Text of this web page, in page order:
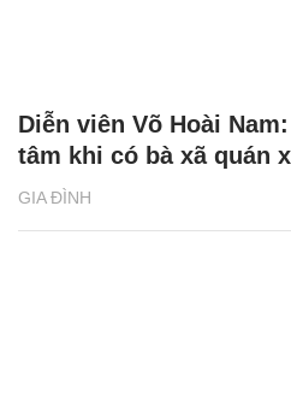
GIA ĐÌNH
Diễn viên Võ Hoài
tâm khi có bà xã quán